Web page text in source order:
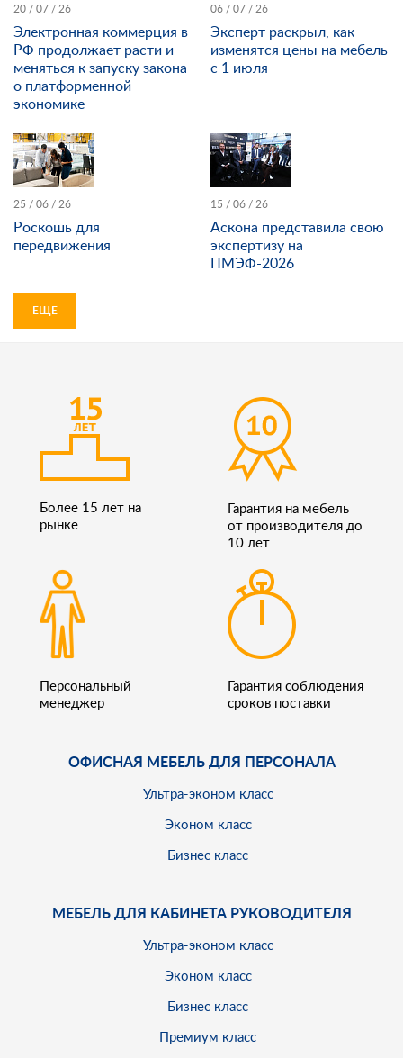
20 / 07 / 26
Электронная коммерция в
РФ продолжает расти и
меняться к запуску закона
о платформенной
экономике
06 / 07 / 26
Эксперт раскрыл, как
изменятся цены на мебель
с 1 июля
25 / 06 / 26
Роскошь для
передвижения
15 / 06 / 26
Аскона представила свою
экспертизу на
ПМЭФ-2026
ЕЩЕ
Более 15 лет на
рынке
Гарантия на мебель
от производителя до
10 лет
Персональный
менеджер
Гарантия соблюдения
сроков поставки
ОФИСНАЯ МЕБЕЛЬ ДЛЯ ПЕРСОНАЛА
Ультра-эконом класс
Эконом класс
Бизнес класс
МЕБЕЛЬ ДЛЯ КАБИНЕТА РУКОВОДИТЕЛЯ
Ультра-эконом класс
Эконом класс
Бизнес класс
Премиум класс